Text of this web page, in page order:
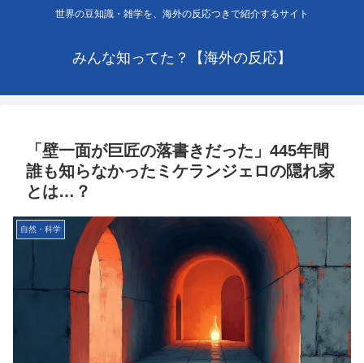
世界の豆知識・雑学を、海外の反応つきで紹介するサイト
みんな知ってた？【海外の反応】
「壁一面が巨匠の落書きだった」445年間
誰も知らなかったミケランジェロの隠れ家
とは…？
自然・科学